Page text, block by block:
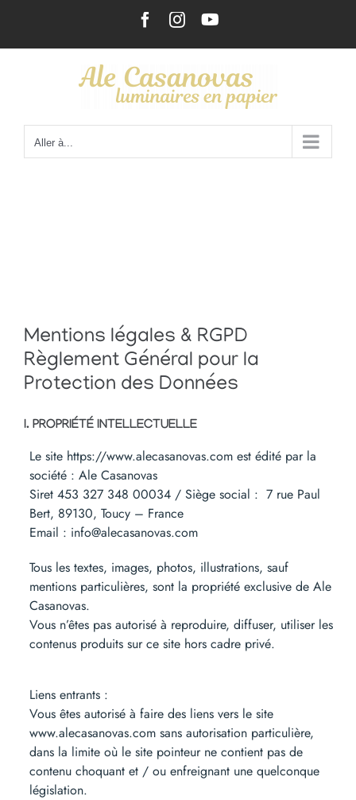
contenu
Facebook
InstagramYouTube
Aller à...
Mentions légales & RGPD
Règlement Général pour la
Protection des Données
I. PROPRIÉTÉ INTELLECTUELLE
Le site https://www.alecasanovas.com est édité par la
société : Ale Casanovas
Siret 453 327 348 00034 / Siège social : 7 rue Paul
Bert, 89130, Toucy – France
Email : info@alecasanovas.com
Tous les textes, images, photos, illustrations, sauf
mentions particulières, sont la propriété exclusive de Ale
Casanovas.
Vous n’êtes pas autorisé à reproduire, diffuser, utiliser les
contenus produits sur ce site hors cadre privé.
Liens entrants :
Vous êtes autorisé à faire des liens vers le site
www.alecasanovas.com sans autorisation particulière,
dans la limite où le site pointeur ne contient pas de
contenu choquant et / ou enfreignant une quelconque
législation.